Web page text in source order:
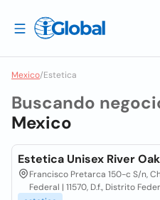
Mexico/Estetica
Buscando
Mexico
Estetica Unisex River
Francisco Pretarca 150-c S/n,
Federal | 11570, D.f., Distrito